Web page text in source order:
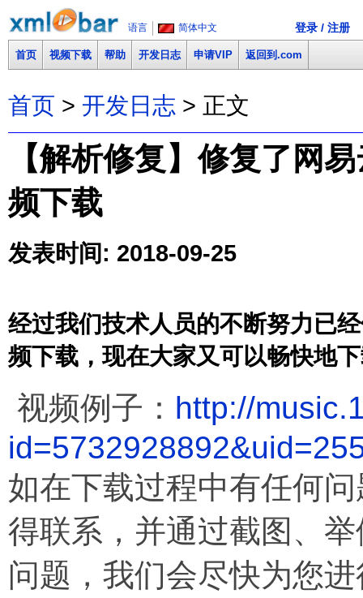
语言 简体中文 登录 / 注册
首页 视频下载 帮助 开发日志 申请VIP 返回到.com
首页 > 开发日志 > 正文
【解析修复】修复了网
频下载
发表时间: 2018-09-25
经过我们技术人员的不断努力已
频下载，现在大家又可以畅快地
视频例子： http://
如在下载过程中有任何
得联系，并通过截图、
问题，我们会尽快为您